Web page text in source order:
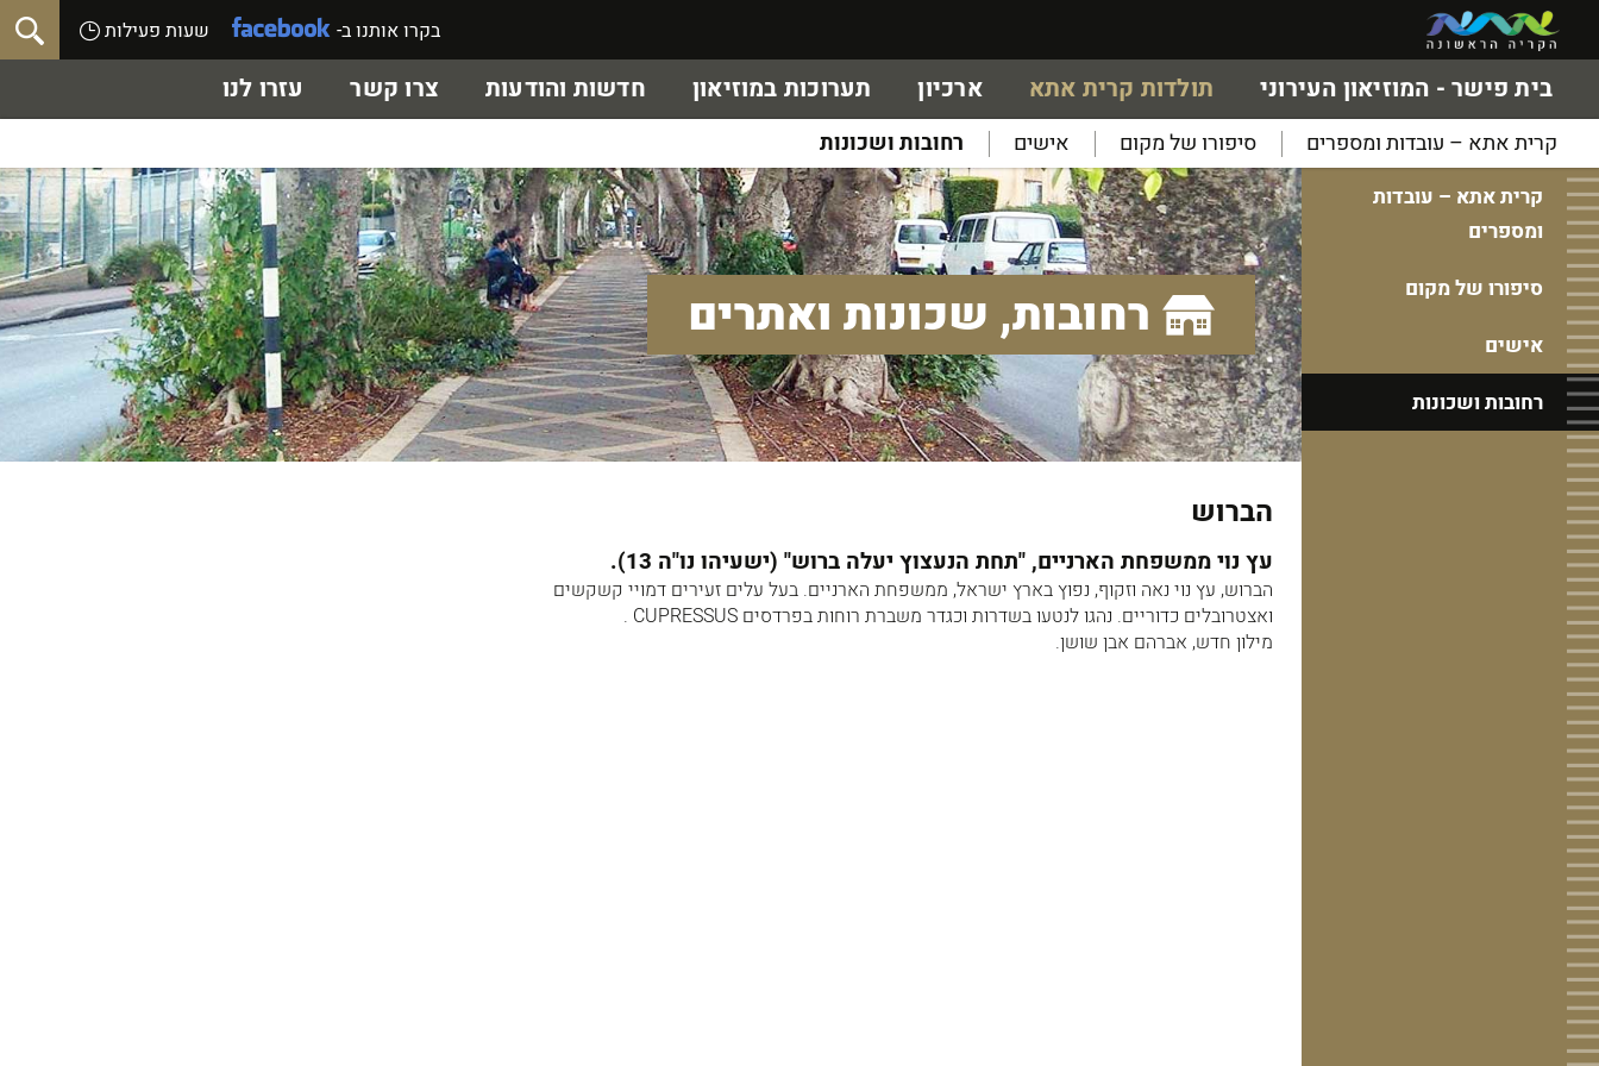
בקרו אותנו ב- שעות פעילות
בית פישר - המוזיאון העירוני תולדות קרית אתא
קרית אתא – עובדות ומספרים סיפורו של מקום אישים רחובות ושכונות
ארכיון תערוכות במוזיאון חדשות והודעות צרו קשר עזרו לנו
קרית אתא – עובדות
ומספרים
סיפורו של מקום
אישים
רחובות ושכונות
רחובות, שכונות ואתרים
הברוש
עץ נוי ממשפחת הארניים, "תחת הנעצוץ יעלה ברוש" (ישעיהו נו"ה 13).
הברוש, עץ נוי נאה וזקוף, נפוץ בארץ ישראל, ממשפחת הארניים. בעל עלים זעירים דמויי קשקשים
ואצטרובלים כדוריים. נהגו לנטעו בשדרות וכגדר משברת רוחות בפרדסים CUPRESSUS .
מילון חדש, אברהם אבן שושן.